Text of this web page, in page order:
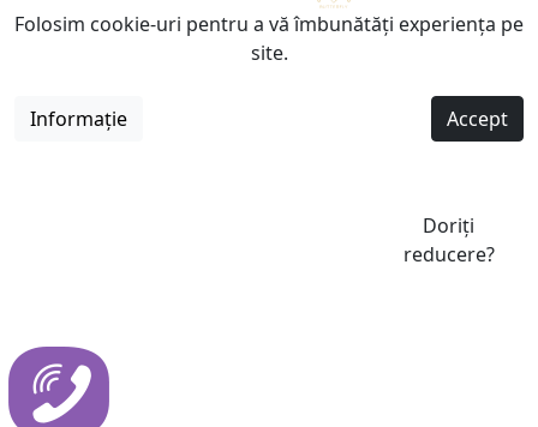
Folosim cookie-uri pentru a vă îmbunătăți experiența pe
site.
Informație Accept
Doriți
reducere?